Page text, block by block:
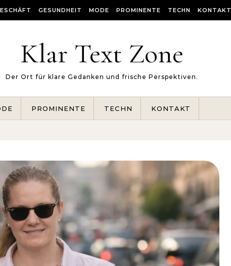
GESUNDHEIT MODE PROMINENTE TECHN KONTAKT
Klar Text Zone
Der Ort für klare Gedanken und frische Perspektiven.
PROMINENTE TECHN KONTAKT